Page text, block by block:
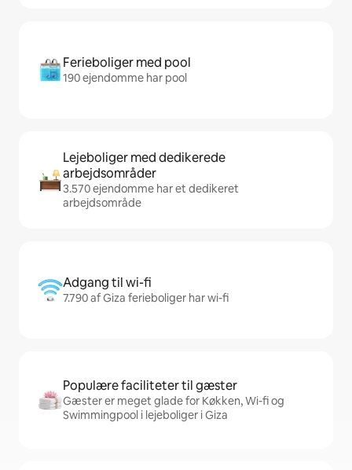
Ferieboliger med pool
190 ejendomme har pool
Lejeboliger med dedikerede
arbejdsområder
3.570 ejendomme har et dedikeret
arbejdsområde
Adgang til wi-fi
7.790 af Giza ferieboliger har wi-fi
Populære faciliteter til gæster
Gæster er meget glade for Køkken, Wi-fi og
Swimmingpool i lejeboliger i Giza